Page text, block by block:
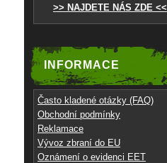
>> NAJDETE NÁS ZDE <<
INFORMACE
Často kladené otázky (FAQ)
Obchodní podmínky
Reklamace
Vývoz zbraní do EU
Oznámení o evidenci EET